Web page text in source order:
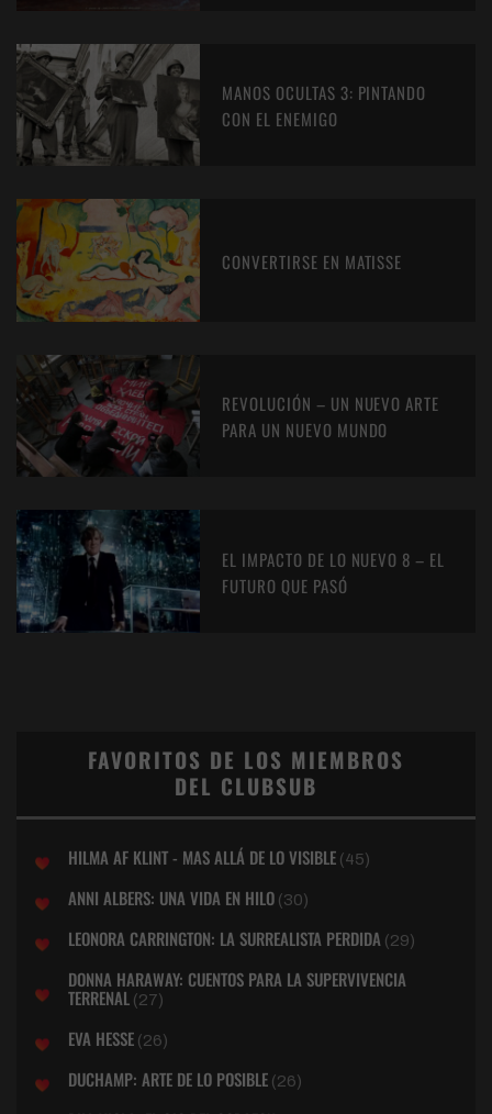
MANOS OCULTAS 3: PINTANDO
CON EL ENEMIGO
CONVERTIRSE EN MATISSE
REVOLUCIÓN – UN NUEVO ARTE
PARA UN NUEVO MUNDO
EL IMPACTO DE LO NUEVO 8 – EL
FUTURO QUE PASÓ
FAVORITOS DE LOS MIEMBROS
DEL CLUBSUB
HILMA AF KLINT - MAS ALLÁ DE LO VISIBLE (45)
ANNI ALBERS: UNA VIDA EN HILO (30)
LEONORA CARRINGTON: LA SURREALISTA PERDIDA (29)
DONNA HARAWAY: CUENTOS PARA LA SUPERVIVENCIA
TERRENAL (27)
EVA HESSE (26)
DUCHAMP: ARTE DE LO POSIBLE (26)